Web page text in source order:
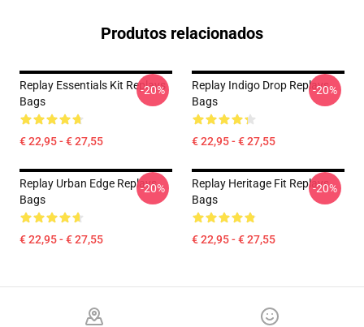
Produtos relacionados
Replay Essentials Kit Replays
Bags
€ 22,95 - € 27,55
-20%
Replay Indigo Drop Replays
Bags
€ 22,95 - € 27,55
-20%
Replay Urban Edge Replays
Bags
€ 22,95 - € 27,55
-20%
Replay Heritage Fit Replays
Bags
€ 22,95 - € 27,55
-20%